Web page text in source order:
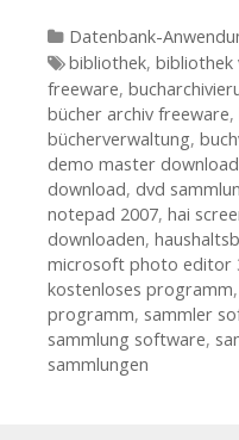
Kategorien
Datenbank-
Tags
bibliothek, bibliothek
freeware,
bücher archiv freeware,
bücherverwaltung,
demo master download
download, dvd
notepad 2007, hai
downloaden,
microsoft photo editor
kostenloses programm,
programm, sammler
sammlung software,
sammlungen